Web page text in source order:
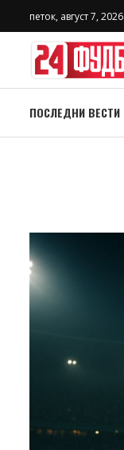
петок, август 7, 2026
ПОСЛЕДНИ ВЕСТИ